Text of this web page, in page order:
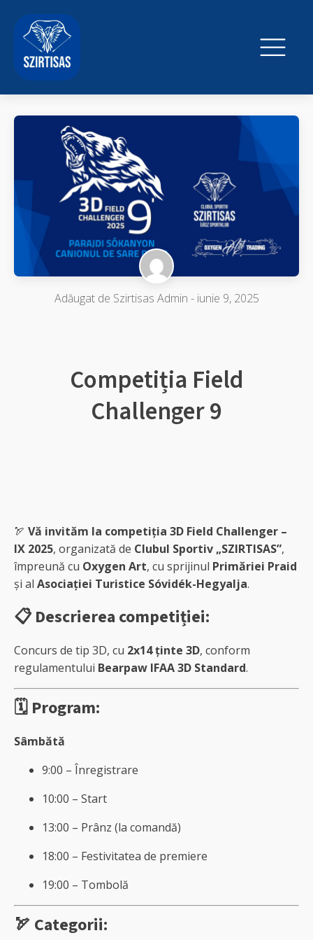
Adăugat de Szirtisas Admin - iunie 9, 2025
Competiția Field
Challenger 9
🏹 Vă invităm la competiția 3D Field Challenger –
IX 2025, organizată de Clubul Sportiv „SZIRTISAS”,
împreună cu Oxygen Art, cu sprijinul Primăriei Praid
și al Asociației Turistice Sóvidék-Hegyalja.
📋 Descrierea competiției:
Concurs de tip 3D, cu 2x14 ținte 3D, conform
regulamentului Bearpaw IFAA 3D Standard.
🗓️ Program:
Sâmbătă
9:00 – Înregistrare
10:00 – Start
13:00 – Prânz (la comandă)
18:00 – Festivitatea de premiere
19:00 – Tombolă
🏹 Categorii: